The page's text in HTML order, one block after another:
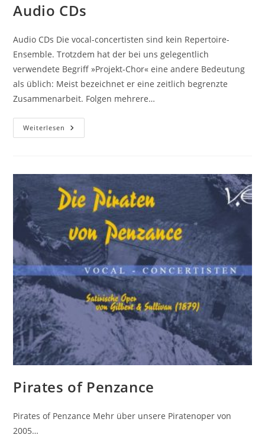
Audio CDs
Audio CDs Die vocal-concertisten sind kein Repertoire-
Ensemble. Trotzdem hat der bei uns gelegentlich
verwendete Begriff »Projekt-Chor« eine andere Bedeutung
als üblich: Meist bezeichnet er eine zeitlich begrenzte
Zusammenarbeit. Folgen mehrere…
Weiterlesen Audio
CDs
Pirates of Penzance
Pirates of Penzance Mehr über unsere Piratenoper von
2005…